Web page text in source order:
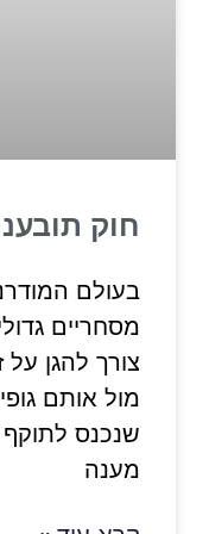
חוק
בעולם
מסחריים
צורך להגן על
מול אותם
מענה